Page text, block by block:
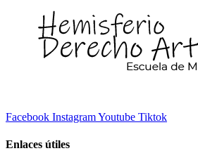
Facebook InstagramYoutube Tiktok
Enlaces útiles